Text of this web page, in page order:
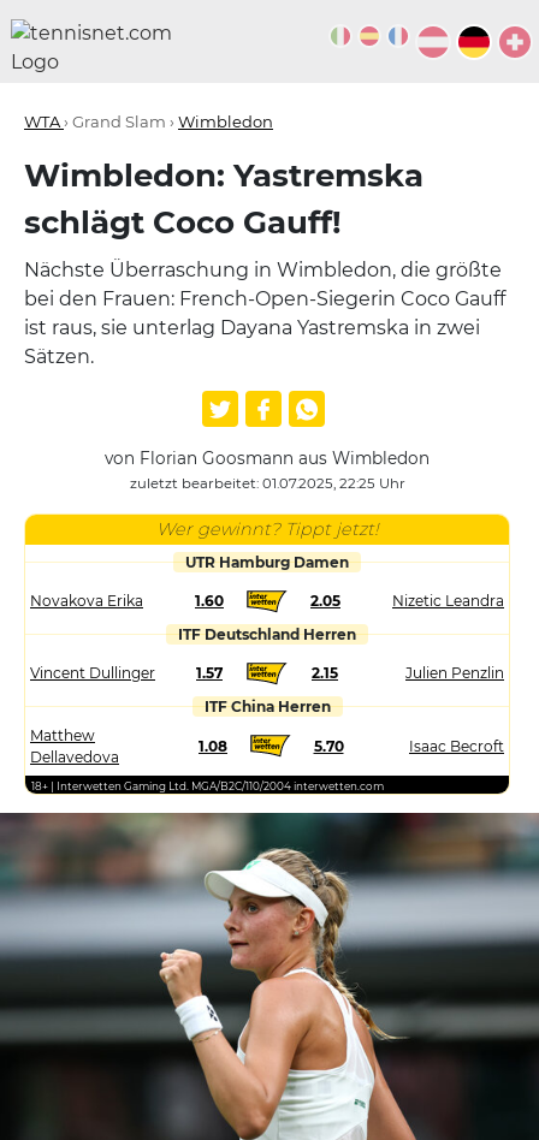
WTA› Grand Slam › Wimbledon
Wimbledon: Yastremska
schlägt Coco Gauff!
Nächste Überraschung in Wimbledon, die größte
bei den Frauen: French-Open-Siegerin Coco Gauff
ist raus, sie unterlag Dayana Yastremska in zwei
Sätzen.
von Florian Goosmann aus Wimbledon
zuletzt bearbeitet: 01.07.2025, 22:25 Uhr
Wer gewinnt? Tippt jetzt!
UTR Hamburg Damen
Novakova Erika 1.60 2.05
Nizetic Leandra
ITF Deutschland Herren
Vincent Dullinger 1.57 2.15
Julien Penzlin
ITF China Herren
Matthew
Dellavedova
1.08 5.70 Isaac Becroft
18+ | Interwetten Gaming Ltd. MGA/B2C/110/2004 interwetten.com